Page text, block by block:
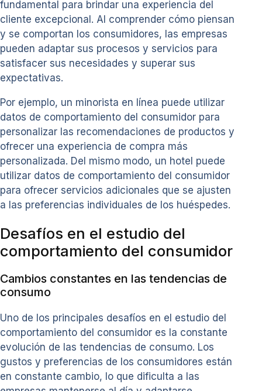
fundamental para brindar una experiencia del
cliente excepcional. Al comprender cómo piensan
y se comportan los consumidores, las empresas
pueden adaptar sus procesos y servicios para
satisfacer sus necesidades y superar sus
expectativas.
Por ejemplo, un minorista en línea puede utilizar
datos de comportamiento del consumidor para
personalizar las recomendaciones de productos y
ofrecer una experiencia de compra más
personalizada. Del mismo modo, un hotel puede
utilizar datos de comportamiento del consumidor
para ofrecer servicios adicionales que se ajusten
a las preferencias individuales de los huéspedes.
Desafíos en el estudio del
comportamiento del consumidor
Cambios constantes en las tendencias de
consumo
Uno de los principales desafíos en el estudio del
comportamiento del consumidor es la constante
evolución de las tendencias de consumo. Los
gustos y preferencias de los consumidores están
en constante cambio, lo que dificulta a las